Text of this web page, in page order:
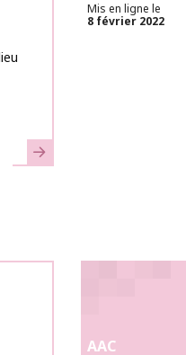
En savoir plus
Mis en ligne le
8 février 2022
AAC